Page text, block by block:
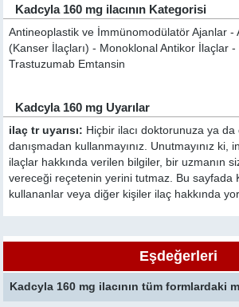
Kadcyla 160 mg ilacının Kategorisi
Antineoplastik ve İmmünomodülatör Ajanlar -
(Kanser İlaçları) - Monoklonal Antikor İlaçlar
Trastuzumab Emtansin
Kadcyla 160 mg Uyarılar
ilaç tr uyarısı: Hiçbir ilacı doktorunuza ya da
danışmadan kullanmayınız. Unutmayınız ki,
ilaçlar hakkında verilen bilgiler, bir uzmanın
vereceği reçetenin yerini tutmaz. Bu sayfada
kullananlar veya diğer kişiler ilaç hakkında
Eşdeğerleri
Kadcyla 160 mg ilacının tüm formlardaki